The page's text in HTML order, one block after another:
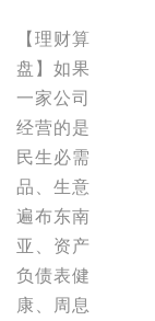
【理财算
盘】如果
一家公司
经营的是
民生必需
品、生意
遍布东南
亚、资产
负债表健
康、周息